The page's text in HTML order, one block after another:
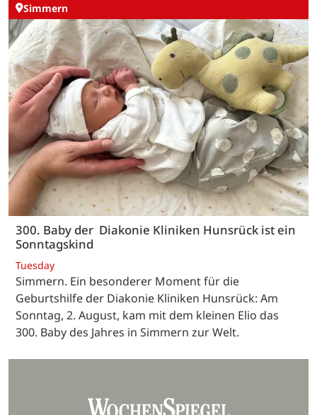
Simmern
300. Baby der Diakonie Kliniken Hunsrück ist ein
Sonntagskind
Tuesday
Simmern. Ein besonderer Moment für die
Geburtshilfe der Diakonie Kliniken Hunsrück: Am
Sonntag, 2. August, kam mit dem kleinen Elio das
300. Baby des Jahres in Simmern zur Welt.